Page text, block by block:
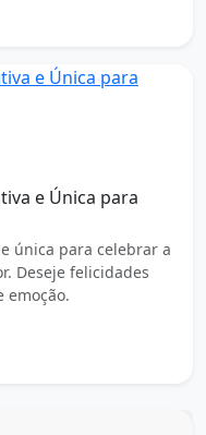
e Única para
única para celebrar a
Deseje felicidades
emoção.